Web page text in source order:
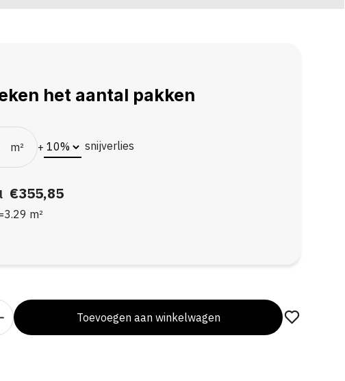
het aantal pakken
m² + snijverlies
€355,85
3.29 m²
Toevoegen aan winkelwagen